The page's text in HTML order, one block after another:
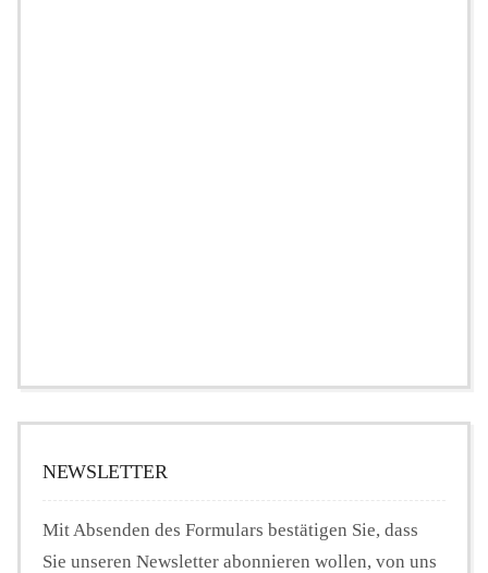
NEWSLETTER
Mit Absenden des Formulars bestätigen Sie, dass
Sie unseren Newsletter abonnieren wollen, von uns